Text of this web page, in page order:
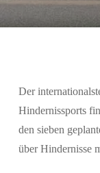
Der
Hindernissports
den sieben
über Hindernisse